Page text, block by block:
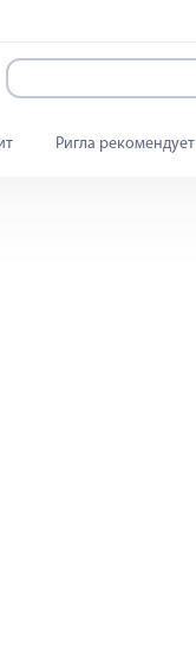
Ригла рекомендует